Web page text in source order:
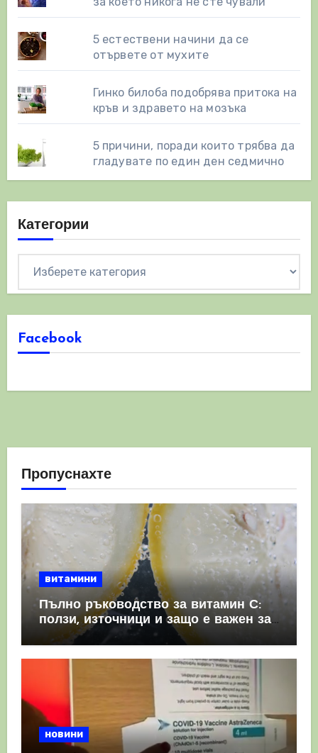
5 естествени начини да се
отървете от мухите
Гинко билоба подобрява притока на
кръв и здравето на мозъка
5 причини, поради които трябва да
гладувате по един ден седмично
Категории
Facebook
Пропуснахте
витамини
Пълно ръководство за витамин С:
ползи, източници и защо е важен за
имунната система
новини